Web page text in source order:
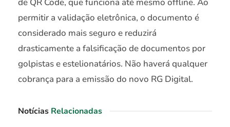
permitir a validação eletrônica, o documento é
considerado mais seguro e reduzirá
drasticamente a falsificação de documentos por
golpistas e estelionatários. Não haverá qualquer
cobrança para a emissão do novo RG Digital.
Notícias Relacionadas